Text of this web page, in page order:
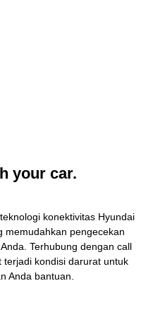
your car.
konektivitas Hyundai
memudahkan pengecekan
Terhubung dengan call
kondisi darurat untuk
Anda bantuan.